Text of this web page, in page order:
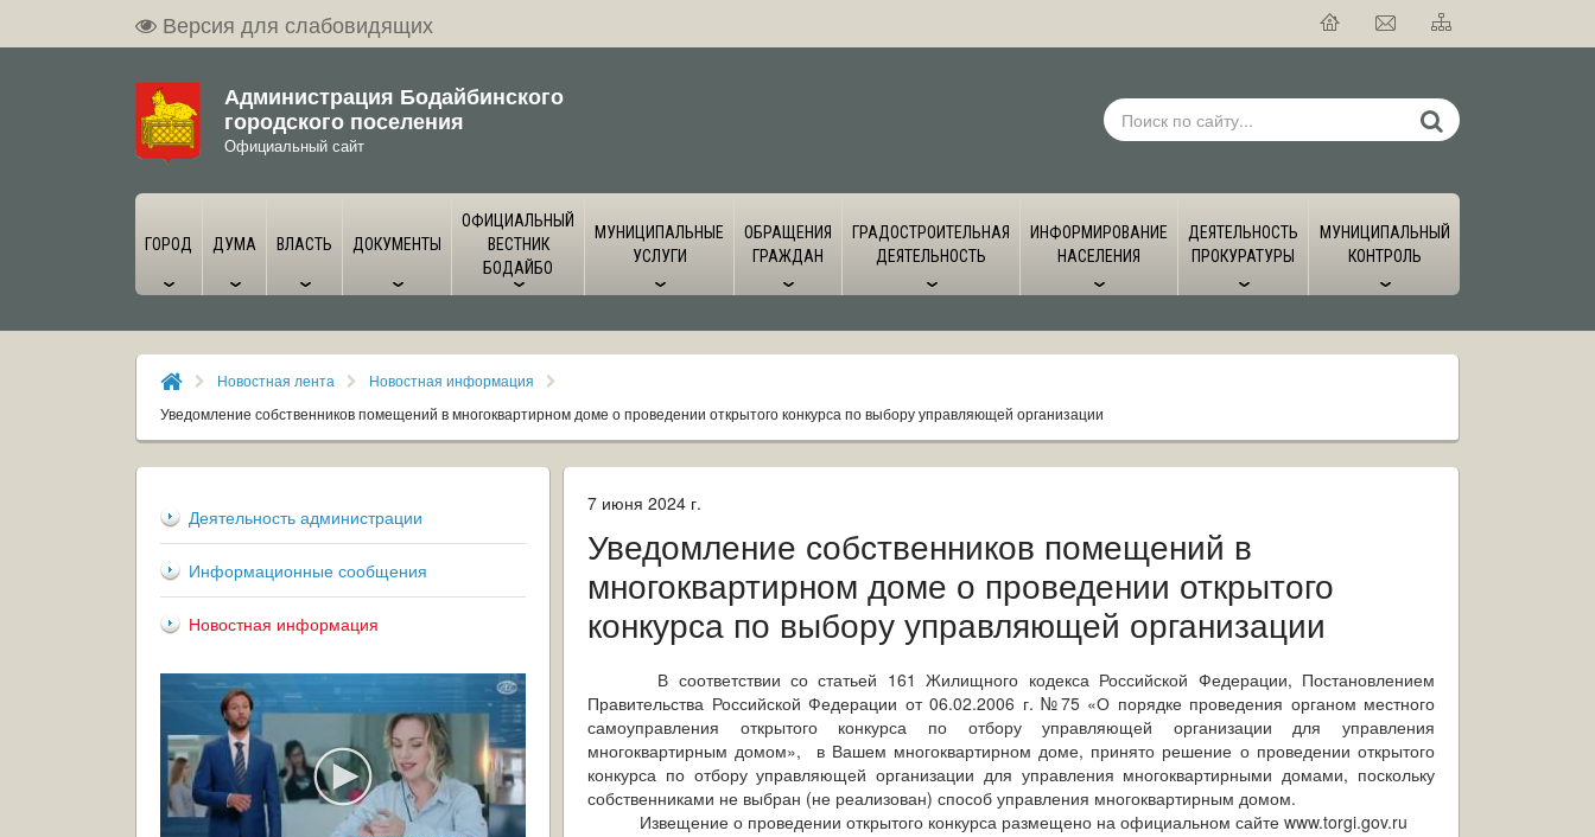
Версия для слабовидящих
Администрация Бодайбинского
городского поселения
Официальный сайт
ГОРОД ДУМА ВЛАСТЬ ДОКУМЕНТЫ
ОФИЦИАЛЬНЫЙ
ВЕСТНИК
БОДАЙБО
МУНИЦИПАЛЬНЫЕ
УСЛУГИ
ОБРАЩЕНИЯ
ГРАЖДАН
ГРАДОСТРОИТЕЛЬНАЯ
ДЕЯТЕЛЬНОСТЬ
ИНФОРМИРОВАНИЕ
НАСЕЛЕНИЯ
ДЕЯТЕЛЬНОСТЬ
ПРОКУРАТУРЫ
МУНИЦИПАЛЬНЫЙ
КОНТРОЛЬ
Новостная лента
Новостная информация
Уведомление собственников помещений в многоквартирном доме о проведении открытого конкурса по выбору управляющей организации
Деятельность администрации
Информационные сообщения
Новостная информация
7 июня 2024 г.
Уведомление собственников помещений в
многоквартирном доме о проведении открытого
конкурса по выбору управляющей организации
В соответствии со статьей 161 Жилищного кодекса Российской Федерации, Постановлением
Правительства Российской Федерации от 06.02.2006 г. №75 «О порядке проведения органом местного
самоуправления открытого конкурса по отбору управляющей организации для управления
многоквартирным домом», в Вашем многоквартирном доме, принято решение о проведении открытого
конкурса по отбору управляющей организации для управления многоквартирными домами, поскольку
собственниками не выбран (не реализован) способ управления многоквартирным домом.
Извещение о проведении открытого конкурса размещено на официальном сайте www.torgi.gov.ru